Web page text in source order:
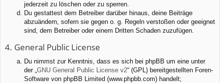
jederzeit zu löschen oder zu sperren.
Du gestattest dem Betreiber darüber hinaus, deine Beiträge
abzuändern, sofern sie gegen o. g. Regeln verstoßen oder geeignet
sind, dem Betreiber oder einem Dritten Schaden zuzufügen.
4. General Public License
Du nimmst zur Kenntnis, dass es sich bei phpBB um eine unter
der „ GNU General Public License v2“ (GPL) bereitgestellten Foren-
Software von phpBB Limited (www.phpbb.com) handelt;